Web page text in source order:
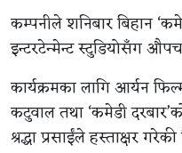
कम्पनीले शनिबार बिहान
इन्टरटेन्मेन्ट स्टुडियोसँग
कार्यक्रमका लागि आर्यन
कटुवाल तथा ‘कमेडी
श्रद्धा प्रसाईंले हस्ताक्षर